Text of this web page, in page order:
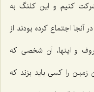
كنیم و این كلنگ به
اجتماع كرده بودند از
و اینها، آن شخصی كه
را كسی باید بزند كه